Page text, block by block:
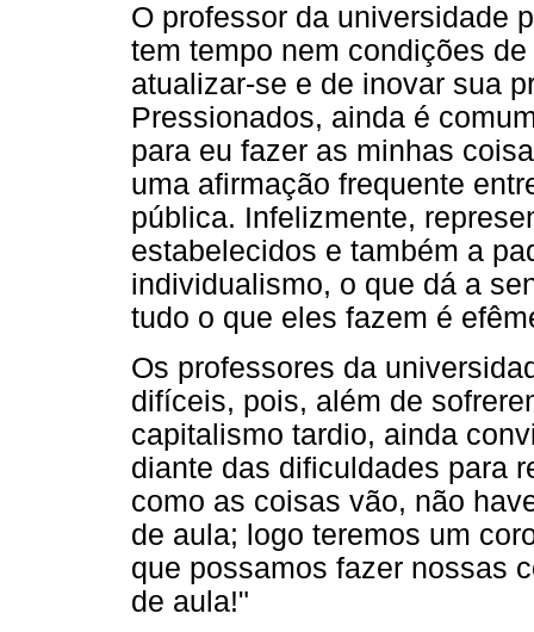
O professor da universidade
tem tempo nem condições
atualizar-se e de inovar sua
Pressionados, ainda é
para eu fazer as minhas
uma afirmação frequente
pública. Infelizmente,
estabelecidos e também a
individualismo, o que dá a
tudo o que eles fazem é
Os professores da
difíceis, pois, além de
capitalismo tardio, ainda
diante das dificuldades para
como as coisas vão, não
de aula; logo teremos um
que possamos fazer nossas
de aula!"